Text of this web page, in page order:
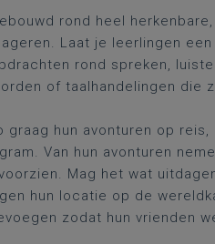
rond heel
Laat je leerlingen
rond spreken,
of taalhandelingen die
hun avonturen op
Van hun avonturen
Mag het wat
hun locatie op de
zodat hun vrienden